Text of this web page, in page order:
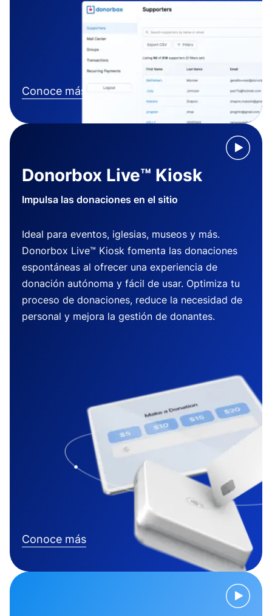
Conoce más
Donorbox Live™ Kiosk
Impulsa las donaciones en el sitio
Ideal para eventos, iglesias, museos y más.
Donorbox Live™ Kiosk fomenta las donaciones
espontáneas al ofrecer una experiencia de
donación autónoma y fácil de usar. Optimiza tu
proceso de donaciones, reduce la necesidad de
personal y mejora la gestión de donantes.
Conoce más